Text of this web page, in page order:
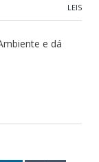
LEIS
e dá